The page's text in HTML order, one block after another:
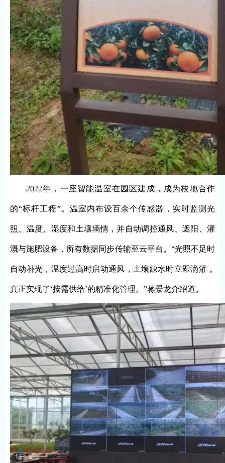
2022年，一座智能温室在园区建成，成为校地合作
的“标杆工程”。温室内布设百余个传感器，实时监测光
照、温度、湿度和土壤墒情，并自动调控通风、遮阳、灌
溉与施肥设备，所有数据同步传输至云平台。“光照不足时
自动补光，温度过高时启动通风，土壤缺水时立即滴灌，
真正实现了‘按需供给’的精准化管理。”蒋景龙介绍道。